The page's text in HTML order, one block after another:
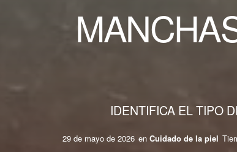
IDENTIFICA EL TIPO
29 de mayo de 2026 en Cuidado de la piel